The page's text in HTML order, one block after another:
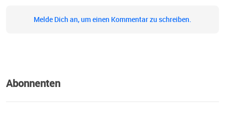
Melde Dich an, um einen Kommentar zu schreiben.
Abonnenten